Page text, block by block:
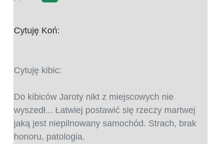
Cytuję Koń:
Cytuję kibic:
Do kibiców Jaroty nikt z miejscowych nie
wyszedł... Łatwiej postawić się rzeczy martwej
jaką jest niepilnowany samochód. Strach, brak
honoru, patologia.